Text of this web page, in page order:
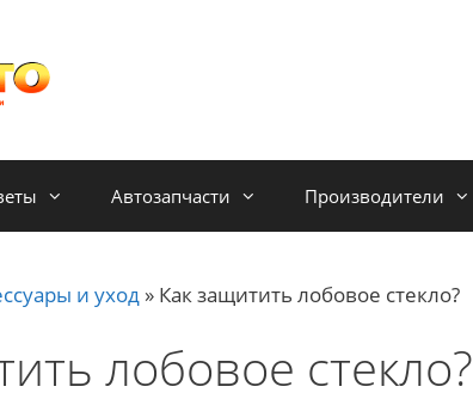
Автозапчасти Производители
и уход » Как защитить лобовое стекло?
лобовое стекло?